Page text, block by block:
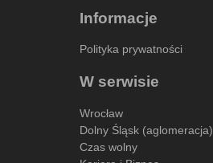
Informacje
Polityka prywatności
W serwisie
Wrocław
Dolny Śląsk (aglomeracja)
Czas wolny